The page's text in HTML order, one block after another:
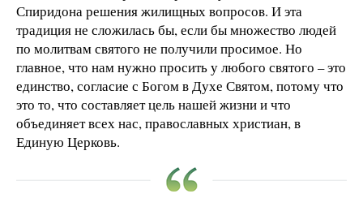
Спиридона решения жилищных вопросов. И эта
традиция не сложилась бы, если бы множество людей
по молитвам святого не получили просимое. Но
главное, что нам нужно просить у любого святого – это
единство, согласие с Богом в Духе Святом, потому что
это то, что составляет цель нашей жизни и что
объединяет всех нас, православных христиан, в
Единую Церковь.